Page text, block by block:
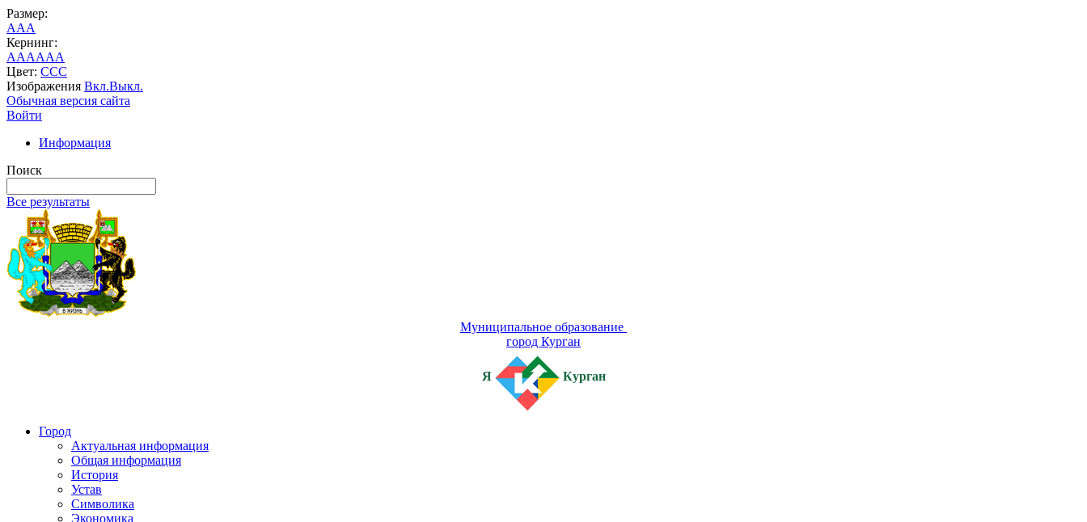
Размер:
AAA
Кернинг:
AAAAAA
Цвет: CCC
Изображения Вкл.Выкл.
Обычная версия сайта
Войти
Информация
Поиск
Все результаты
Муниципальное образование
город Курган
Я Курган
Город
Актуальная информация
Общая информация
История
Устав
Символика
Экономика